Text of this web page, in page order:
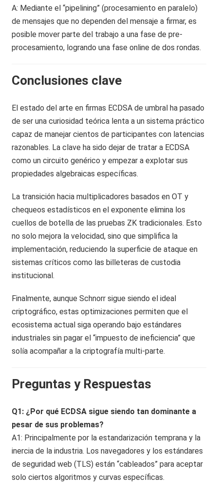
A: Mediante el “pipelining” (procesamiento en paralelo)
de mensajes que no dependen del mensaje a firmar, es
posible mover parte del trabajo a una fase de pre-
procesamiento, logrando una fase online de dos rondas.
Conclusiones clave
El estado del arte en firmas ECDSA de umbral ha pasado
de ser una curiosidad teórica lenta a un sistema práctico
capaz de manejar cientos de participantes con latencias
razonables. La clave ha sido dejar de tratar a ECDSA
como un circuito genérico y empezar a explotar sus
propiedades algebraicas específicas.
La transición hacia multiplicadores basados en OT y
chequeos estadísticos en el exponente elimina los
cuellos de botella de las pruebas ZK tradicionales. Esto
no solo mejora la velocidad, sino que simplifica la
implementación, reduciendo la superficie de ataque en
sistemas críticos como las billeteras de custodia
institucional.
Finalmente, aunque Schnorr sigue siendo el ideal
criptográfico, estas optimizaciones permiten que el
ecosistema actual siga operando bajo estándares
industriales sin pagar el “impuesto de ineficiencia” que
solía acompañar a la criptografía multi-parte.
Preguntas y Respuestas
Q1: ¿Por qué ECDSA sigue siendo tan dominante a
pesar de sus problemas?
A1: Principalmente por la estandarización temprana y la
inercia de la industria. Los navegadores y los estándares
de seguridad web (TLS) están “cableados” para aceptar
solo ciertos algoritmos y curvas específicas.